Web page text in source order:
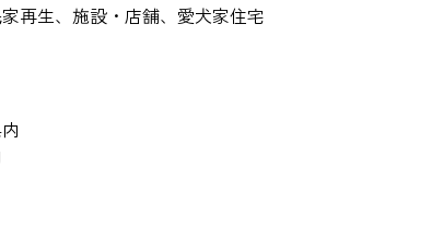
再生、施設・店舗、愛犬家住宅